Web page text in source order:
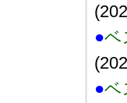
●ベ
●ベ